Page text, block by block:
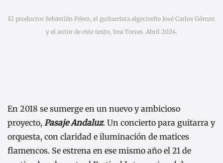
El productor Sebastián Pérez, el guitarrista algecireño José Carlos Gómez
y el autor de este texto, Irra Torres. Abril 2024.
En 2018 se sumerge en un nuevo y ambicioso
proyecto, Pasaje Andaluz. Un concierto para guitarra y
orquesta, con claridad e iluminación de matices
flamencos. Se estrena en ese mismo año el 21 de